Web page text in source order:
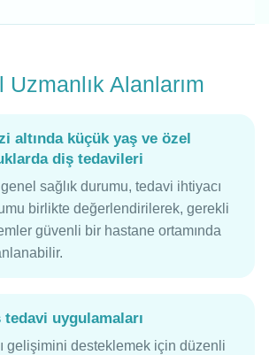
Uzmanlık Alanlarım
altında küçük yaş ve özel
diş tedavileri
sağlık durumu, tedavi ihtiyacı
birlikte değerlendirilerek, gerekli
güvenli bir hastane ortamında
uygulamaları
gelişimini desteklemek için düzenli